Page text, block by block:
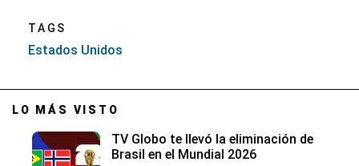
TAGS
Estados Unidos
LO MÁS VISTO
TV Globo te llevó la eliminación de
Brasil en el Mundial 2026